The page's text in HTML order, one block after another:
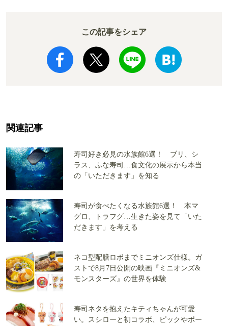
この記事をシェア
関連記事
寿司好き必見の水族館6選！ ブリ、シ
ラス、ふな寿司…食文化の展示から本当
の「いただきます」を知る
寿司が食べたくなる水族館6選！ 本マ
グロ、トラフグ…生きた姿を見て「いた
だきます」を考える
ネコ型配膳ロボまでミニオンズ仕様。ガ
ストで8月7日公開の映画『ミニオンズ&
モンスターズ』の世界を体験
寿司ネタを抱えたキティちゃんが可愛
い。スシローと初コラボ、ピックやポー